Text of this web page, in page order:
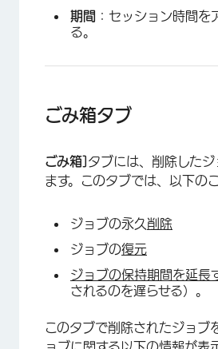
期間 ：セッション時間を
る。
ごみ箱タブ
ごみ箱] タブには、削除した
ます。このタブでは、以下の
ジョブの永久 削除
ジョブの復元
ジョブの保持期間を延長
されるのを遅らせる）。
このタブで削除されたジョブ